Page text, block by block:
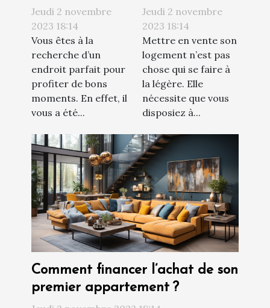
piscine : où
trouvée ?
Jeudi 2 novembre
2023 18:14
Vous êtes à la
recherche d’un
endroit parfait pour
profiter de bons
moments. En effet, il
vous a été...
techniques à
réaliser avant
de vendre son
appartement ?
Jeudi 2 novembre
2023 18:14
Mettre en vente son
logement n’est pas
chose qui se faire à
la légère. Elle
nécessite que vous
disposiez à...
Comment financer l’achat de son
premier appartement ?